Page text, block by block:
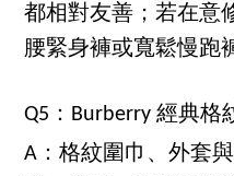
都相對友善；若在意
腰緊身褲或寬鬆慢跑
Q5：Burberry 經典格
A：格紋圍巾、外套